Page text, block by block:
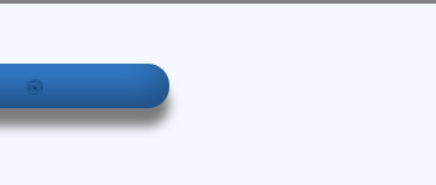
Taslak staj raporunun İngilizce versiyonu eklendi!